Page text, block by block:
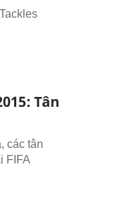
Tân
các tân
FIFA